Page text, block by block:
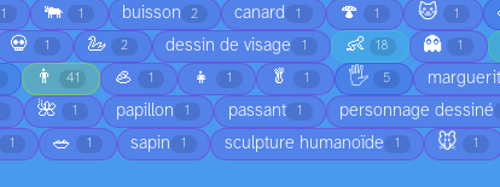
1 🐃 1 buisson 2 canard 1 🍄 1 🐱 1
💀 1 🦢 2 dessin de visage 1 👶 18 👻 1
👨 41 🦪 1 👧 1 🥬 1 🖐️ 5
🌺 1 papillon 1 passant 1 personnage dessiné
1 🥗 1 sapin 1 sculpture humanoïde 1 🐭 1